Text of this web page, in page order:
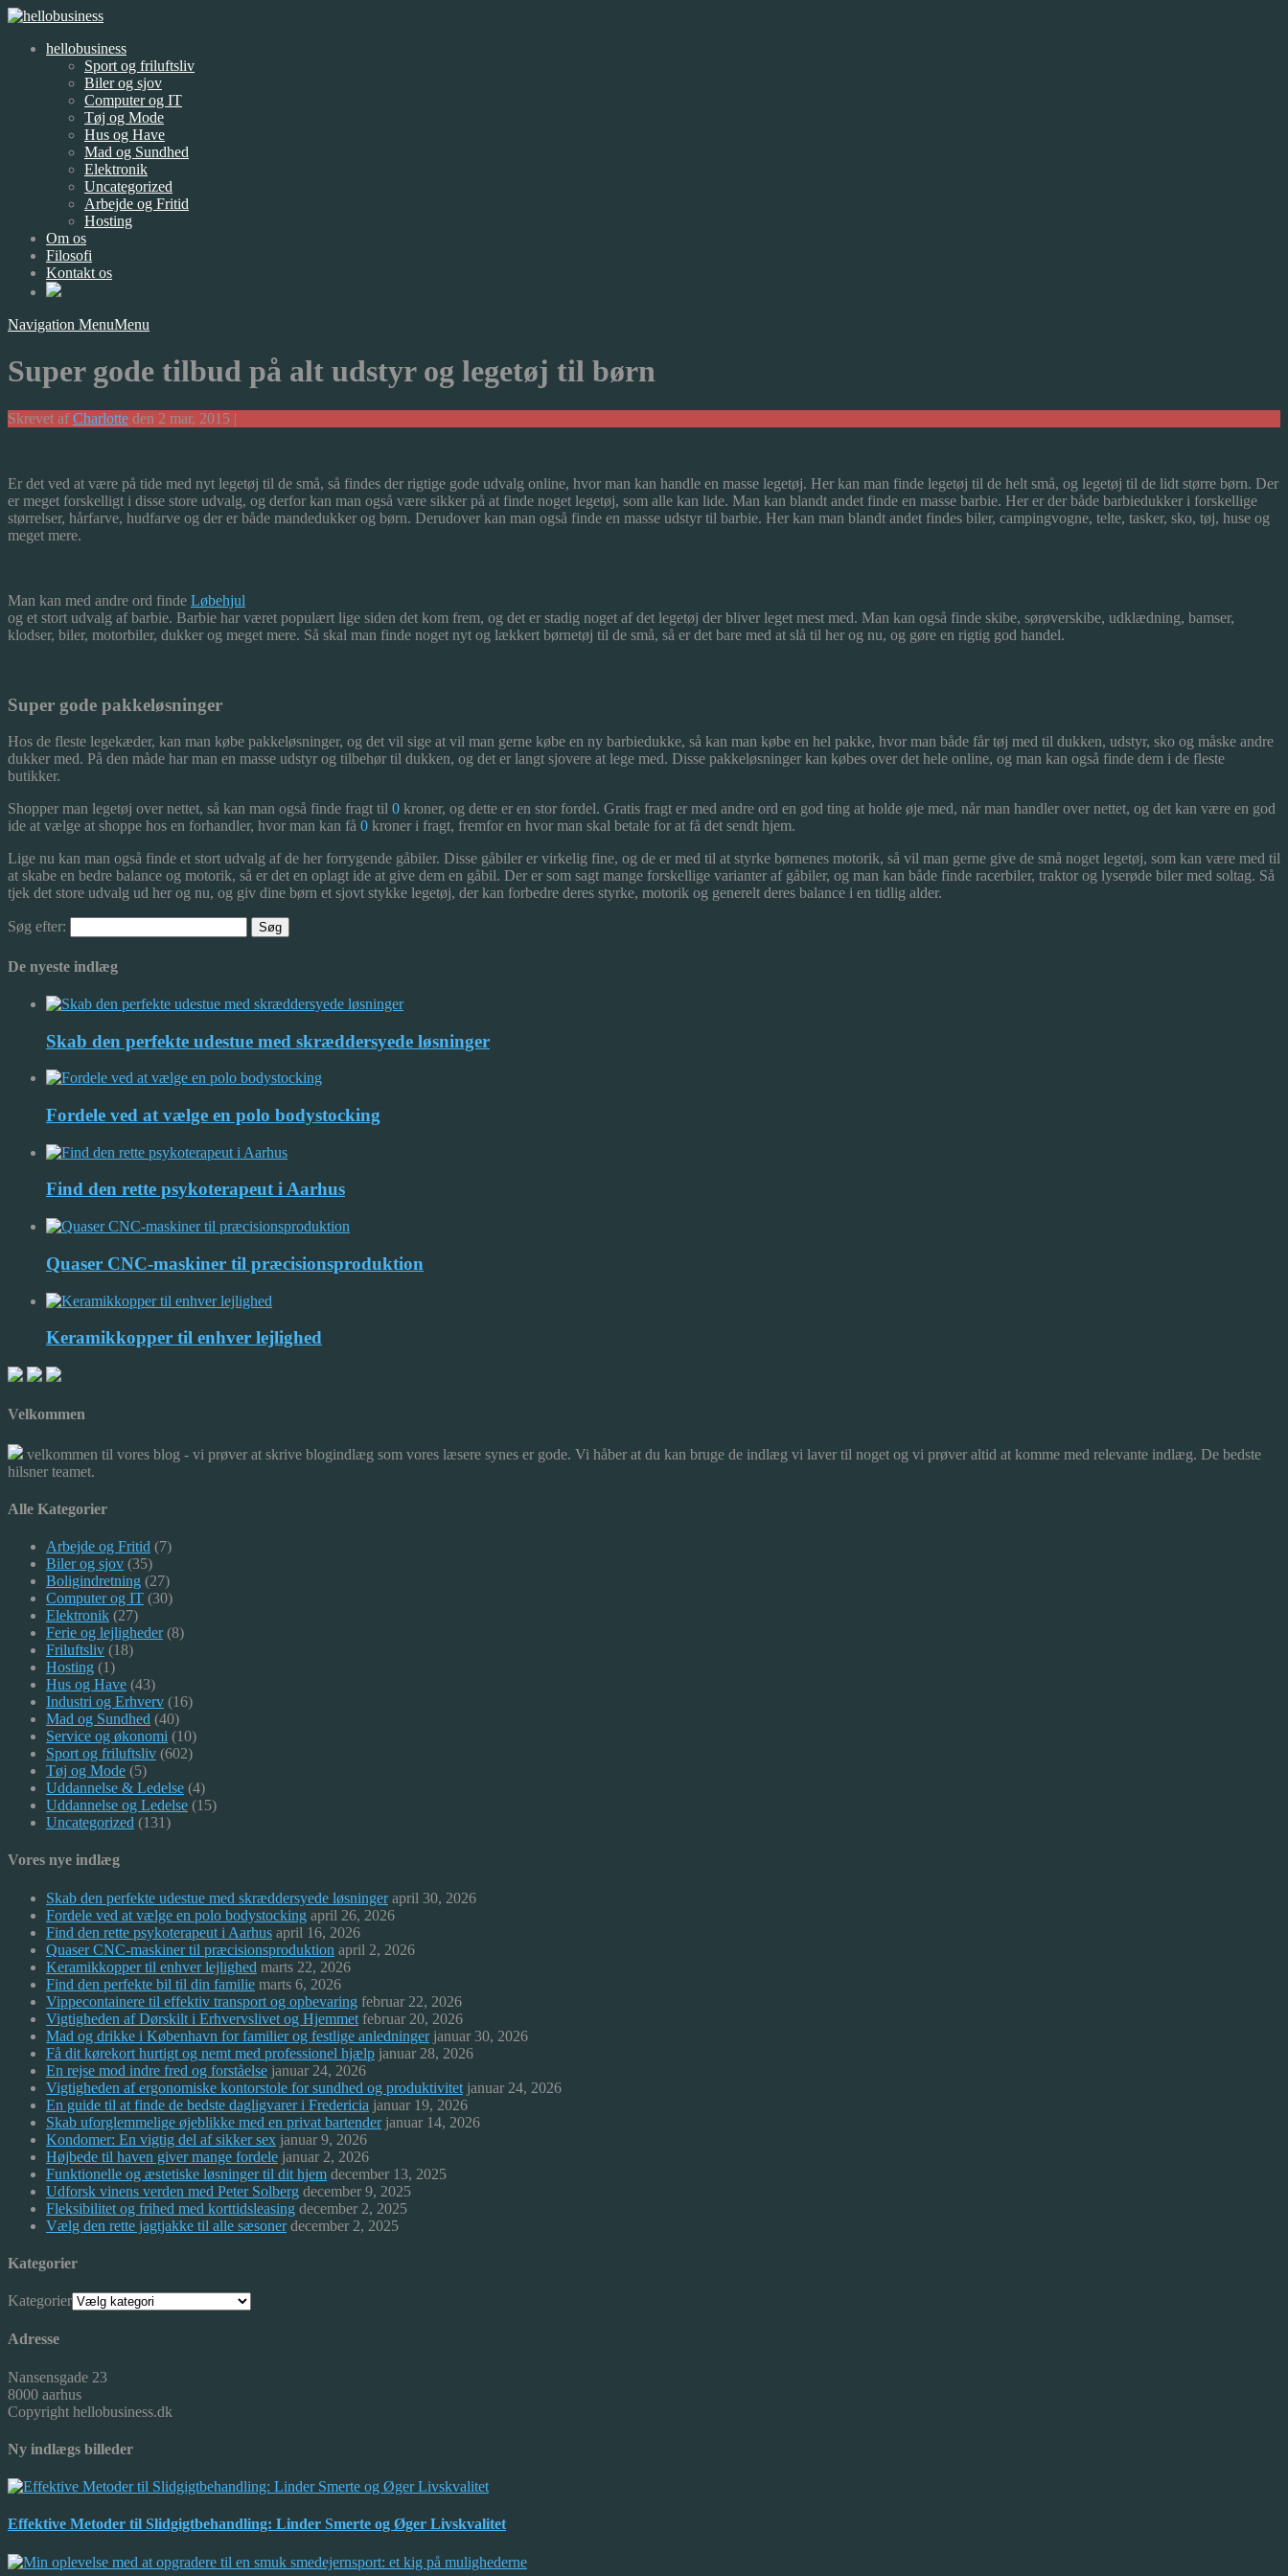
hellobusiness
Sport og friluftsliv
Biler og sjov
Computer og IT
Tøj og Mode
Hus og Have
Mad og Sundhed
Elektronik
Uncategorized
Arbejde og Fritid
Hosting
Om os
Filosofi
Kontakt os
Navigation MenuMenu
Super gode tilbud på alt udstyr og legetøj til børn
Skrevet af Charlotte den 2 mar, 2015 |
Er det ved at være på tide med nyt legetøj til de små, så findes der rigtige gode udvalg online, hvor man kan handle en masse legetøj. Her kan man finde legetøj til de helt små, og legetøj til de lidt større børn. Der
er meget forskelligt i disse store udvalg, og derfor kan man også være sikker på at finde noget legetøj, som alle kan lide. Man kan blandt andet finde en masse barbie. Her er der både barbiedukker i forskellige
størrelser, hårfarve, hudfarve og der er både mandedukker og børn. Derudover kan man også finde en masse udstyr til barbie. Her kan man blandt andet findes biler, campingvogne, telte, tasker, sko, tøj, huse og
meget mere.
Man kan med andre ord finde Løbehjul
og et stort udvalg af barbie. Barbie har været populært lige siden det kom frem, og det er stadig noget af det legetøj der bliver leget mest med. Man kan også finde skibe, sørøverskibe, udklædning, bamser,
klodser, biler, motorbiler, dukker og meget mere. Så skal man finde noget nyt og lækkert børnetøj til de små, så er det bare med at slå til her og nu, og gøre en rigtig god handel.
Super gode pakkeløsninger
Hos de fleste legekæder, kan man købe pakkeløsninger, og det vil sige at vil man gerne købe en ny barbiedukke, så kan man købe en hel pakke, hvor man både får tøj med til dukken, udstyr, sko og måske andre
dukker med. På den måde har man en masse udstyr og tilbehør til dukken, og det er langt sjovere at lege med. Disse pakkeløsninger kan købes over det hele online, og man kan også finde dem i de fleste
butikker.
Shopper man legetøj over nettet, så kan man også finde fragt til 0 kroner, og dette er en stor fordel. Gratis fragt er med andre ord en god ting at holde øje med, når man handler over nettet, og det kan være en god
ide at vælge at shoppe hos en forhandler, hvor man kan få 0 kroner i fragt, fremfor en hvor man skal betale for at få det sendt hjem.
Lige nu kan man også finde et stort udvalg af de her forrygende gåbiler. Disse gåbiler er virkelig fine, og de er med til at styrke børnenes motorik, så vil man gerne give de små noget legetøj, som kan være med til
at skabe en bedre balance og motorik, så er det en oplagt ide at give dem en gåbil. Der er som sagt mange forskellige varianter af gåbiler, og man kan både finde racerbiler, traktor og lyserøde biler med soltag. Så
tjek det store udvalg ud her og nu, og giv dine børn et sjovt stykke legetøj, der kan forbedre deres styrke, motorik og generelt deres balance i en tidlig alder.
Søg efter:
De nyeste indlæg
Skab den perfekte udestue med skræddersyede løsninger
Fordele ved at vælge en polo bodystocking
Find den rette psykoterapeut i Aarhus
Quaser CNC-maskiner til præcisionsproduktion
Keramikkopper til enhver lejlighed
Velkommen
velkommen til vores blog - vi prøver at skrive blogindlæg som vores læsere synes er gode. Vi håber at du kan bruge de indlæg vi laver til noget og vi prøver altid at komme med relevante indlæg. De bedste
hilsner teamet.
Alle Kategorier
Arbejde og Fritid (7)
Biler og sjov (35)
Boligindretning (27)
Computer og IT (30)
Elektronik (27)
Ferie og lejligheder(8)
Friluftsliv (18)
Hosting (1)
Hus og Have (43)
Industri og Erhverv (16)
Mad og Sundhed (40)
Service og økonomi (10)
Sport og friluftsliv (602)
Tøj og Mode (5)
Uddannelse & Ledelse (4)
Uddannelse og Ledelse (15)
Uncategorized (131)
Vores nye indlæg
Skab den perfekte udestue med skræddersyede løsninger april 30, 2026
Fordele ved at vælge en polo bodystocking april 26, 2026
Find den rette psykoterapeut i Aarhus april 16, 2026
Quaser CNC-maskiner til præcisionsproduktion april 2, 2026
Keramikkopper til enhver lejlighed marts 22, 2026
Find den perfekte bil til din familie marts 6, 2026
Vippecontainere til effektiv transport og opbevaring februar 22, 2026
Vigtigheden af Dørskilt i Erhvervslivet og Hjemmet februar 20, 2026
Mad og drikke i København for familier og festlige anledninger januar 30, 2026
Få dit kørekort hurtigt og nemt med professionel hjælp januar 28, 2026
En rejse mod indre fred og forståelse januar 24, 2026
Vigtigheden af ergonomiske kontorstole for sundhed og produktivitet januar 24, 2026
En guide til at finde de bedste dagligvarer i Fredericia januar 19, 2026
Skab uforglemmelige øjeblikke med en privat bartender januar 14, 2026
Kondomer: En vigtig del af sikker sex januar 9, 2026
Højbede til haven giver mange fordele januar 2, 2026
Funktionelle og æstetiske løsninger til dit hjem december 13, 2025
Udforsk vinens verden med Peter Solberg december 9, 2025
Fleksibilitet og frihed med korttidsleasing december 2, 2025
Vælg den rette jagtjakke til alle sæsoner december 2, 2025
Kategorier
Kategorier
Adresse
Nansensgade 23
8000 aarhus
Copyright hellobusiness.dk
Ny indlægs billeder
Effektive Metoder til Slidgigtbehandling: Linder Smerte og Øger Livskvalitet